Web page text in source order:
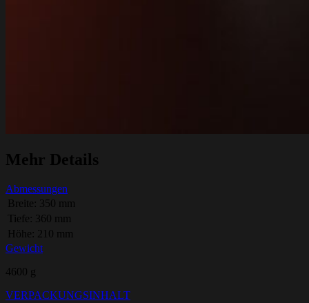
Mehr Details
Abmessungen
Breite: 350 mm
Tiefe: 360 mm
Höhe: 210 mm
Gewicht
4600 g
VERPACKUNGSINHALT